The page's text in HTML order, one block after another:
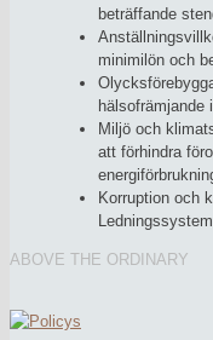
beträffande
minimilön och
hälsofrämjande
Miljö och
att förhindra
Korruption och
ABOVE THE ORDINARY